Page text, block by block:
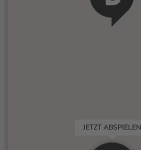
JETZT ABSPIELEN